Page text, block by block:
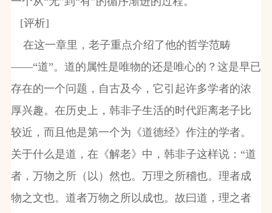
[评析]
在这一章里，老子重点介绍了他的哲学范畴
——“道”。道的属性是唯物的还是唯心的？这是早已
存在的一个问题，自古及今，它引起许多学者的浓
厚兴趣。在历史上，韩非子生活的时代距离老子比
较近，而且他是第一个为《道德经》作注的学者。
关于什么是道，在《解老》中，韩非子这样说：“道
者，万物之所（以）然也。万理之所稽也。理者成
物之文也。道者万物之所以成也。故曰道，理之者